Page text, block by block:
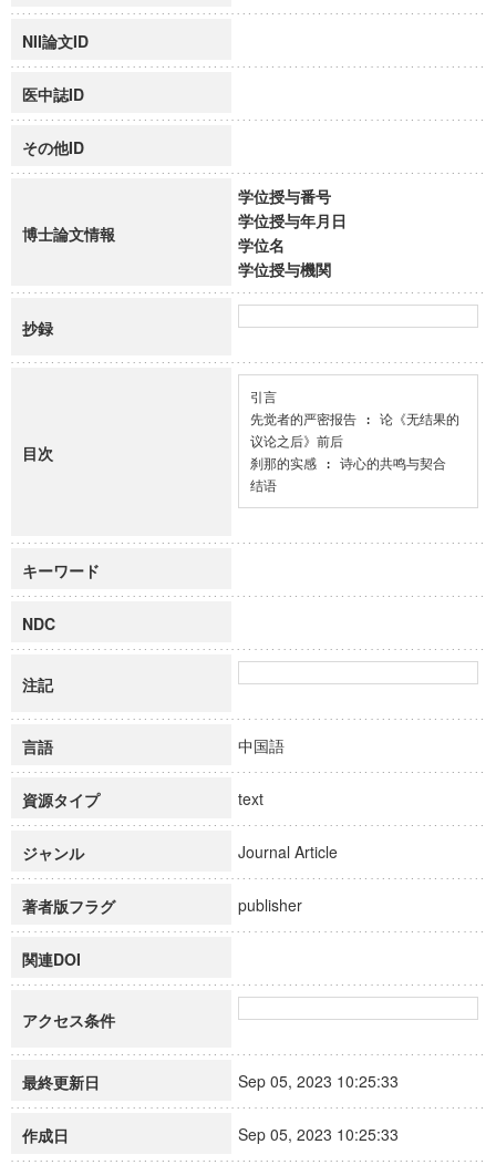
NII論文ID
医中誌ID
その他ID
博士論文情報
学位授与番号
学位授与年月日
学位名
学位授与機関
抄録
目次
引言
先觉者的严密报告 : 论《无结果的
议论之后》前后
刹那的实感 : 诗心的共鸣与契合
结语
キーワード
NDC
注記
言語 中国語
資源タイプ text
ジャンル Journal Article
著者版フラグ publisher
関連DOI
アクセス条件
最終更新日 Sep 05, 2023 10:25:33
作成日 Sep 05, 2023 10:25:33